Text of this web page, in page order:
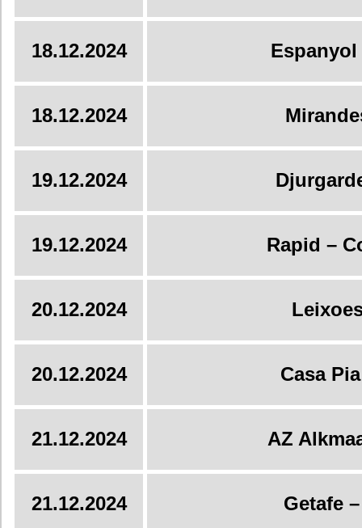
18.12.2024 Espanyol
18.12.2024
19.12.2024
19.12.2024 Rapid –
20.12.2024
20.12.2024 Casa
21.12.2024 AZ
21.12.2024 Getafe